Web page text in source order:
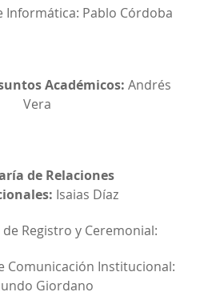
Informática: Pablo Córdoba
Académicos: Andrés
Vera
de Relaciones
Isaias Díaz
Registro y Ceremonial:
Comunicación Institucional:
Giordano